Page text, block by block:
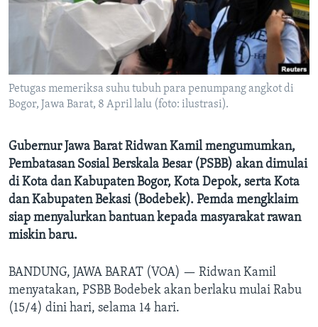
Petugas memeriksa suhu tubuh para penumpang angkot di
Bogor, Jawa Barat, 8 April lalu (foto: ilustrasi).
Gubernur Jawa Barat Ridwan Kamil mengumumkan,
Pembatasan Sosial Berskala Besar (PSBB) akan dimulai
di Kota dan Kabupaten Bogor, Kota Depok, serta Kota
dan Kabupaten Bekasi (Bodebek). Pemda mengklaim
siap menyalurkan bantuan kepada masyarakat rawan
miskin baru.
BANDUNG, JAWA BARAT (VOA) — Ridwan Kamil
menyatakan, PSBB Bodebek akan berlaku mulai Rabu
(15/4) dini hari, selama 14 hari.